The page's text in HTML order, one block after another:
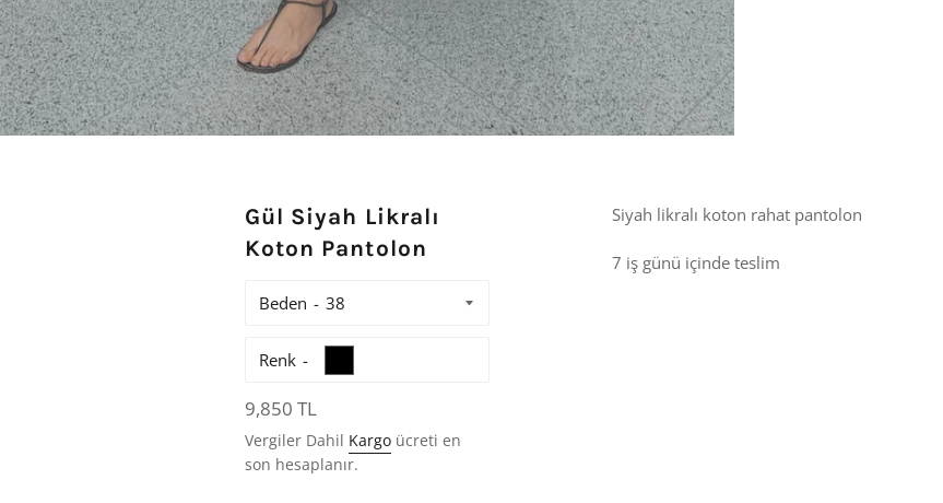
Gül Siyah Likralı
Koton Pantolon
Beden
Renk
Normal
Fiyat
9,850 TL
Vergiler Dahil Kargo ücreti en
son hesaplanır.
Siyah likralı koton rahat pantolon
7 iş günü içinde teslim